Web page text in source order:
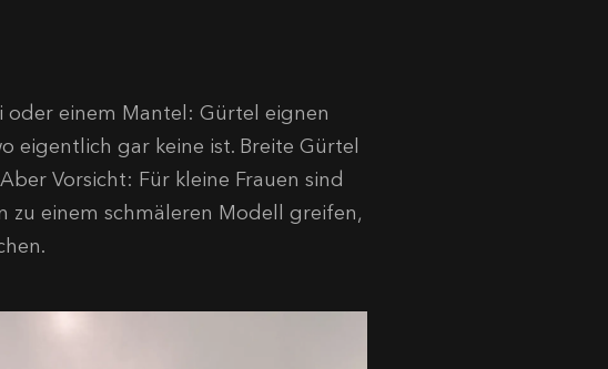
oder einem Mantel: Gürtel eignen
eigentlich gar keine ist. Breite Gürtel
Vorsicht: Für kleine Frauen sind
zu einem schmäleren Modell greifen,